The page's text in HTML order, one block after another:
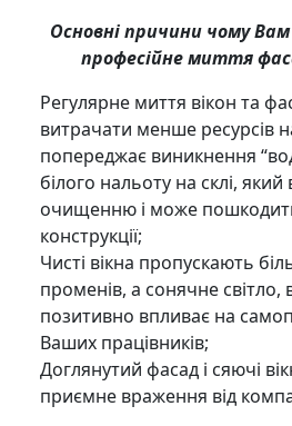
Основні причини чому
професійне миття
Регулярне миття вікон та
витрачати менше ресурсів
попереджає виникнення
білого нальоту на склі,
очищенню і може
конструкції;
Чисті вікна пропускають
променів, а сонячне світло,
позитивно впливає на
Ваших працівників;
Доглянутий фасад і сяючі
приємне враження від